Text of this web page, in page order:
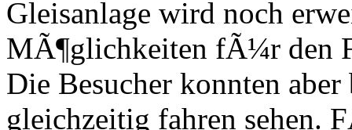
Gleisanlage wird noch
MÃ¶glichkeiten fÃ¼r den
Die Besucher konnten
gleichzeitig fahren sehen.